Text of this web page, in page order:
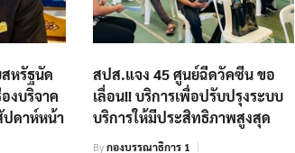
หรัฐนัด
งบริจาค
ปดาห์หน้า
สปส.แจง 45 ศูนย์ฉีดวัคซีน ขอ
เลื่อน!! บริการเพื่อปรับปรุงระบบ
บริการให้มีประสิทธิภาพสูงสุด
Byกองบรรณาธิการ 1